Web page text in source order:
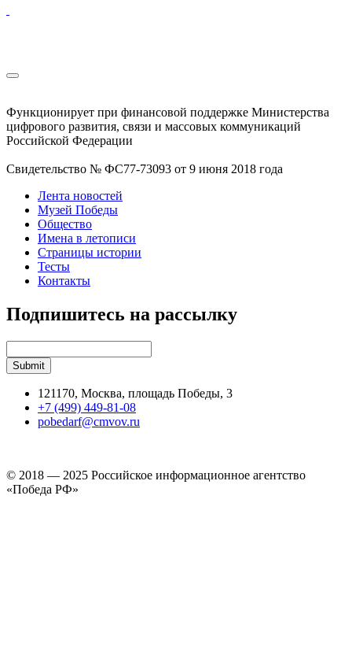
Функционирует при финансовой поддержке Министерства
цифрового развития, связи и массовых коммуникаций
Российской Федерации
Свидетельство № ФС77-73093 от 9 июня 2018 года
Лента новостей
Музей Победы
Общество
Имена в летописи
Страницы истории
Тесты
Контакты
Подпишитесь на рассылку
121170, Москва, площадь Победы, 3
+7 (499) 449-81-08
pobedarf@cmvov.ru
© 2018 — 2025 Российское информационное агентство
«Победа РФ»